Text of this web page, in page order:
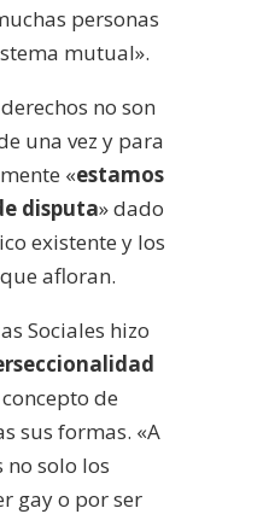
personas
mutual».
no son
una vez y para
«estamos
disputa» dado
existente y los
afloran.
Sociales hizo
de
sus formas. «A
no solo los
gay o por ser